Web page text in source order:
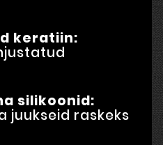
keratiin:
silikoonid:
juukseid raskeks